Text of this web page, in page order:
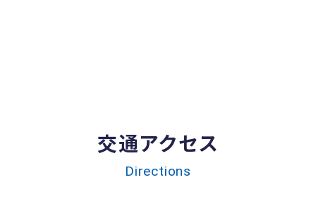
交通アクセス
Directions